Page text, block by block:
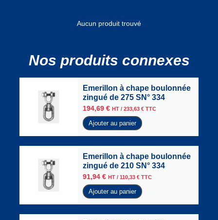
Aucun produit trouvé
Nos produits connexes
Emerillon à chape boulonnée
zingué de 275 SN° 334
194,69 € HT / 233,63 € TTC
Ajouter au panier
Emerillon à chape boulonnée
zingué de 210 SN° 334
91,94 € HT / 110,33 € TTC
Ajouter au panier